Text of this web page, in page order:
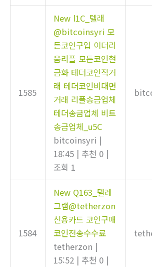
1585
New l1C_텔래
@bitcoinsyri 모
든코인구입 이더리
움리플 모든코인현
금화 테더코인직거
래 테더코인비대면
거래 리플송금업체
테더송금업체 비트
송금업체_u5C
bitcoinsyri |
18:45 | 추천 0 |
조회 1
1584
New Q163_텔레
그램@tetherzon
신용카드 코인구매
코인전송수수료
tetherzon |
15:52 | 추천 0 |